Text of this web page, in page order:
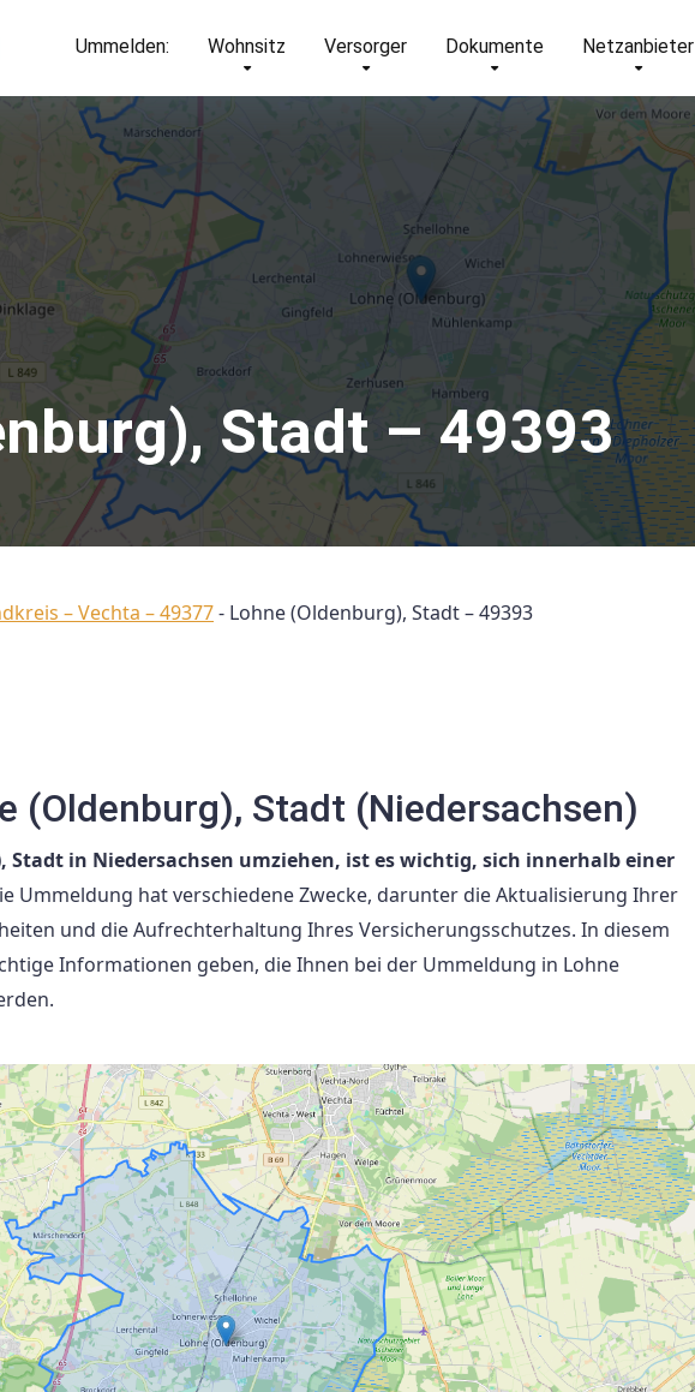
Ummelden: Wohnsitz Versorger Dokumente Netzanbieter
Stadt – 49393
– Vechta – 49377- Lohne (Oldenburg), Stadt – 49393
(Oldenburg), Stadt (Niedersachsen)
Stadt in Niedersachsen umziehen, ist es wichtig, sich innerhalb einer
Ummeldung hat verschiedene Zwecke, darunter die Aktualisierung Ihrer
und die Aufrechterhaltung Ihres Versicherungsschutzes. In diesem
Informationen geben, die Ihnen bei der Ummeldung in Lohne